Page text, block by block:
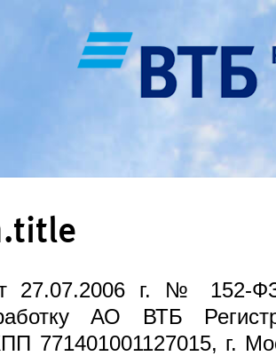
от 27.07.2006 г. № 152-
АО ВТБ
771401001127015, г.